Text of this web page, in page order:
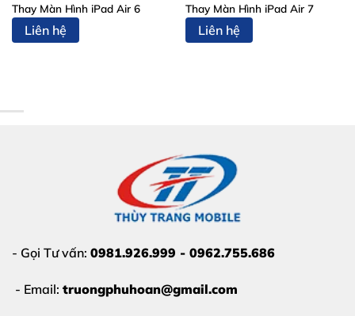
Thay Màn Hình iPad Air 6
Liên hệ
Thay Màn Hình iPad Air 7
Liên hệ
- Gọi Tư vấn: 0981.926.999 - 0962.755.686
- Email: truongphuhoan@gmail.com